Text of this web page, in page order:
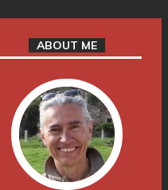
ABOUT ME